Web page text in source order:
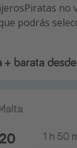
no
podrás
barata